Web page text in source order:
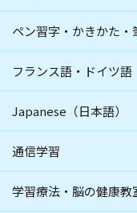
ペン習字・かきかた・
フランス語・ドイツ語
Japanese（日本語）
通信学習
学習療法・脳の健康